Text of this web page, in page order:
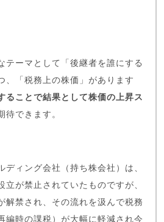
テーマとして「後継者を誰にする
、「税務上の株価」があります
ることで結果として株価の上昇ス
待できます。
ディング会社（持ち株会社）は、
立が禁止されていたものですが、
解禁され、その流れを汲んで税務
編時の課税）が大幅に軽減され今